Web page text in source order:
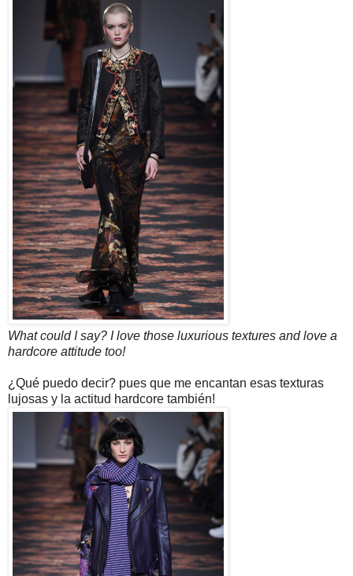
What could I say? I love those luxurious textures and love a
hardcore attitude too!
¿Qué puedo decir? pues que me encantan esas texturas
lujosas y la actitud hardcore también!